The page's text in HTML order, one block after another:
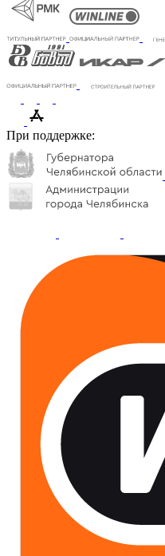
При поддержке: